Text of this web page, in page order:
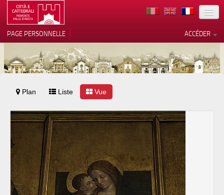
TERRITOIRE
ARCHITECTURE
MUSÉES
ITINÉRAIRES
EVÉNEMENTS
ACCUEIL
BÉNÉVOLES
CONTACTS
ACCÉDER
PAGE PERSONNELLE
Plan Liste Vue
Notification lors de la collecte
Vos choix en matière de
confidentialité